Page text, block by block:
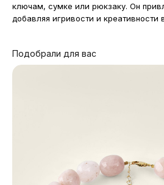
ключам, сумке или рюкзаку. Он
добавляя игривости и креативности
Подобрали для вас